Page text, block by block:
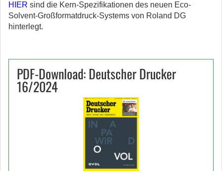
HIER sind die Kern-Spezifikationen des neuen Eco-
Solvent-Großformatdruck-Systems von Roland DG
hinterlegt.
PDF-Download: Deutscher Drucker
16/2024